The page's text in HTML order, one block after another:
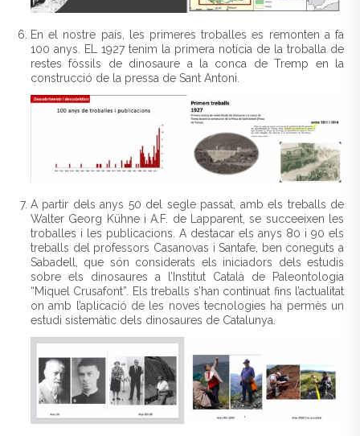
En el nostre país, les primeres troballes es remonten a fa
100 anys. EL 1927 tenim la primera notícia de la troballa de
restes fòssils de dinosaure a la conca de Tremp en la
construcció de la pressa de Sant Antoni.
A partir dels anys 50 del segle passat, amb els treballs de
Walter Georg Kühne i A.F. de Lapparent, se succeeixen les
troballes i les publicacions. A destacar els anys 80 i 90 els
treballs del professors Casanovas i Santafe, ben coneguts a
Sabadell, que són considerats els iniciadors dels estudis
sobre els dinosaures a l’Institut Català de Paleontologia
“Miquel Crusafont”. Els treballs s’han continuat fins l’actualitat
on amb l’aplicació de les noves tecnologies ha permès un
estudi sistemàtic dels dinosaures de Catalunya.